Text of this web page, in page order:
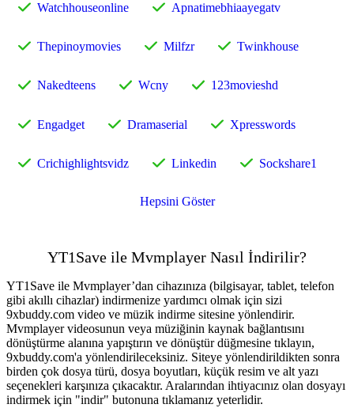
Watchhouseonline Apnatimebhiaayegatv
Thepinoymovies Milfzr Twinkhouse
Nakedteens Wcny 123movieshd
Engadget Dramaserial Xpresswords
Crichighlightsvidz Linkedin Sockshare1
Hepsini Göster
YT1Save ile Mvmplayer Nasıl İndirilir?
YT1Save ile Mvmplayer’dan cihazınıza (bilgisayar, tablet, telefon
gibi akıllı cihazlar) indirmenize yardımcı olmak için sizi
9xbuddy.com video ve müzik indirme sitesine yönlendirir.
Mvmplayer videosunun veya müziğinin kaynak bağlantısını
dönüştürme alanına yapıştırın ve dönüştür düğmesine tıklayın,
9xbuddy.com'a yönlendirileceksiniz. Siteye yönlendirildikten sonra
birden çok dosya türü, dosya boyutları, küçük resim ve alt yazı
seçenekleri karşınıza çıkacaktır. Aralarından ihtiyacınız olan dosyayı
indirmek için "indir" butonuna tıklamanız yeterlidir.